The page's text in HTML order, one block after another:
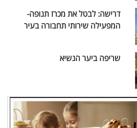
דרישה: לבטל את מכרז תנופה-
המפעילה שירותי תחבורה בעיר
שריפה ביער הנשיא